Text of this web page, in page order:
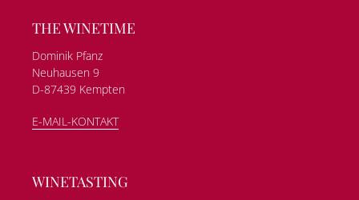
THE WINETIME
Dominik Pfanz
Neuhausen 9
D-87439 Kempten
E-MAIL-KONTAKT
WINETASTING